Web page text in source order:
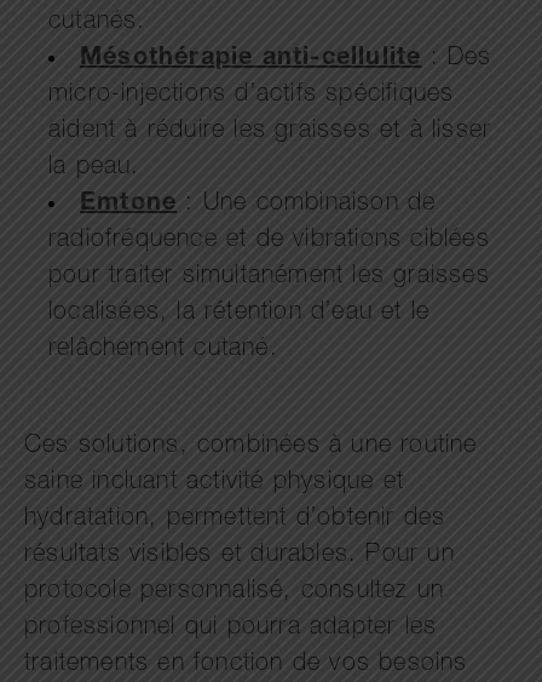
cutanés.
Mésothérapie anti-cellulite: Des
micro-injections d’actifs spécifiques
aident à réduire les graisses et à lisser
la peau.
Emtone : Une combinaison de
radiofréquence et de vibrations ciblées
pour traiter simultanément les graisses
localisées, la rétention d’eau et le
relâchement cutané.
Ces solutions, combinées à une routine
saine incluant activité physique et
hydratation, permettent d’obtenir des
résultats visibles et durables. Pour un
protocole personnalisé, consultez un
professionnel qui pourra adapter les
traitements en fonction de vos besoins